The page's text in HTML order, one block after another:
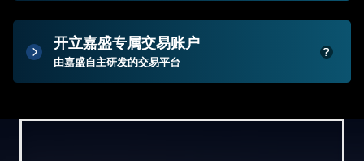
开立嘉盛专属交易账户
由嘉盛自主研发的交易平台